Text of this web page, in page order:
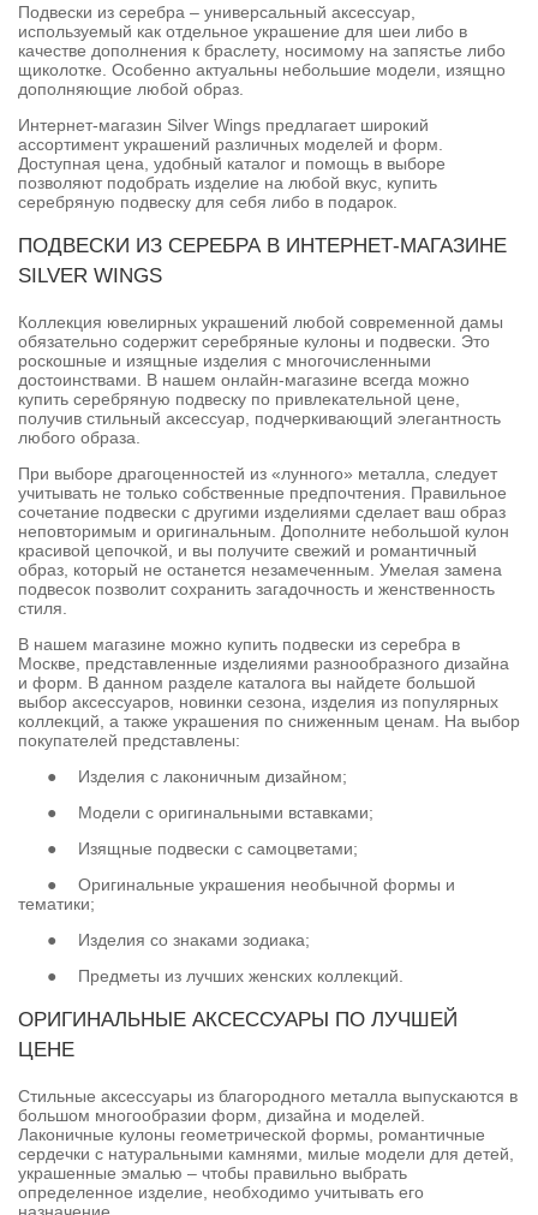
Подвески из серебра – универсальный аксессуар,
используемый как отдельное украшение для шеи либо в
качестве дополнения к браслету, носимому на запястье либо
щиколотке. Особенно актуальны небольшие модели, изящно
дополняющие любой образ.
Интернет-магазин Silver Wings предлагает широкий
ассортимент украшений различных моделей и форм.
Доступная цена, удобный каталог и помощь в выборе
позволяют подобрать изделие на любой вкус, купить
серебряную подвеску для себя либо в подарок.
ПОДВЕСКИ ИЗ СЕРЕБРА В ИНТЕРНЕТ-МАГАЗИНЕ
SILVER WINGS
Коллекция ювелирных украшений любой современной дамы
обязательно содержит серебряные кулоны и подвески. Это
роскошные и изящные изделия с многочисленными
достоинствами. В нашем онлайн-магазине всегда можно
купить серебряную подвеску по привлекательной цене,
получив стильный аксессуар, подчеркивающий элегантность
любого образа.
При выборе драгоценностей из «лунного» металла, следует
учитывать не только собственные предпочтения. Правильное
сочетание подвески с другими изделиями сделает ваш образ
неповторимым и оригинальным. Дополните небольшой кулон
красивой цепочкой, и вы получите свежий и романтичный
образ, который не останется незамеченным. Умелая замена
подвесок позволит сохранить загадочность и женственность
стиля.
В нашем магазине можно купить подвески из серебра в
Москве, представленные изделиями разнообразного дизайна
и форм. В данном разделе каталога вы найдете большой
выбор аксессуаров, новинки сезона, изделия из популярных
коллекций, а также украшения по сниженным ценам. На выбор
покупателей представлены:
●
Изделия с лаконичным дизайном;
●
Модели с оригинальными вставками;
●
Изящные подвески с самоцветами;
●
Оригинальные украшения необычной формы и
тематики;
●
Изделия со знаками зодиака;
●
Предметы из лучших женских коллекций.
ОРИГИНАЛЬНЫЕ АКСЕССУАРЫ ПО ЛУЧШЕЙ
ЦЕНЕ
Стильные аксессуары из благородного металла выпускаются в
большом многообразии форм, дизайна и моделей.
Лаконичные кулоны геометрической формы, романтичные
сердечки с натуральными камнями, милые модели для детей,
украшенные эмалью – чтобы правильно выбрать
определенное изделие, необходимо учитывать его